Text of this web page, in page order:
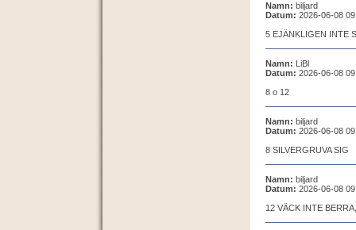
Namn: biljard
Datum: 2026-06-08
5 EJÄNKLIGEN INTE
Namn: LiBl
Datum: 2026-06-08
8 o 12
Namn: biljard
Datum: 2026-06-08
8 SILVERGRUVA SIG
Namn: biljard
Datum: 2026-06-08
12 VÄCK INTE